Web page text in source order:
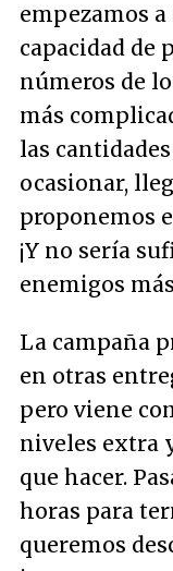
empezamos
capacidad de
números de
más
las
ocasionar,
proponemos
¡Y no sería
enemigos
La campaña
en otras
pero viene
niveles extra
que hacer.
horas para
queremos